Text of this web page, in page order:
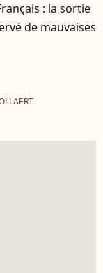
: la sortie
de mauvaises